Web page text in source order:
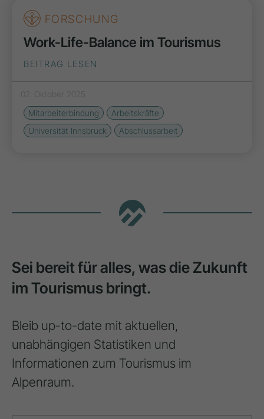
FORSCHUNG
Work-Life-Balance im Tourismus
BEITRAG LESEN
02. Oktober 2025
Mitarbeiterbindung
Arbeitskräfte
Universität Innsbruck
Abschlussarbeit
Sei bereit für alles, was die Zukunft
im Tourismus bringt.
Bleib up-to-date mit aktuellen,
unabhängigen Statistiken und
Informationen zum Tourismus im
Alpenraum.